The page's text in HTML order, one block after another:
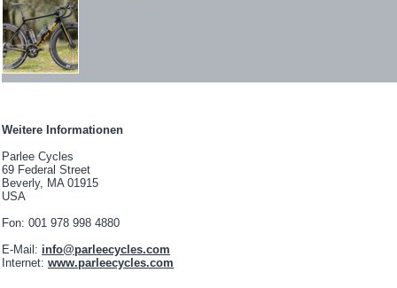
Weitere Informationen
Parlee Cycles
69 Federal Street
Beverly, MA 01915
USA
Fon: 001 978 998 4880
E-Mail: info@parleecycles.com
Internet: www.parleecycles.com